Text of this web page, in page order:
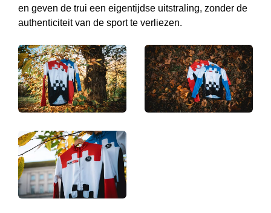
en geven de trui een eigentijdse uitstraling, zonder de
authenticiteit van de sport te verliezen.